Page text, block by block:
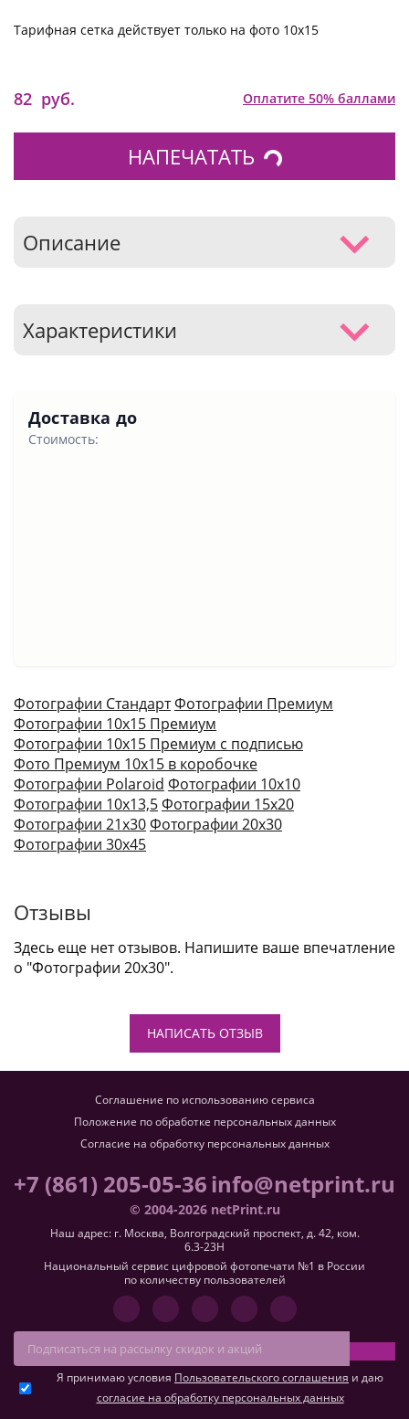
Тарифная сетка действует только на фото 10х15
82 руб. Оплатите 50% баллами
НАПЕЧАТАТЬ
Описание
Характеристики
Доставка до
Стоимость:
Фотографии СтандартФотографии Премиум
Фотографии 10х15 Премиум
Фотографии 10х15 Премиум с подписью
Фото Премиум 10х15 в коробочке
Фотографии Polaroid Фотографии 10х10
Фотографии 10х13,5Фотографии 15х20
Фотографии 21х30Фотографии 20х30
Фотографии 30х45
Отзывы
Здесь еще нет отзывов. Напишите ваше впечатление
о "Фотографии 20х30".
НАПИСАТЬ ОТЗЫВ
Соглашение по использованию сервиса
Положение по обработке персональных данных
Согласие на обработку персональных данных
+7 (861) 205-05-36info@netprint.ru
© 2004-2026 netPrint.ru
Наш адрес: г. Москва, Волгоградский проспект, д. 42, ком.
6.3-23H
Национальный сервис цифровой фотопечати №1 в России
по количеству пользователей
Я принимаю условия Пользовательского соглашения и даю
согласие на обработку персональных данных